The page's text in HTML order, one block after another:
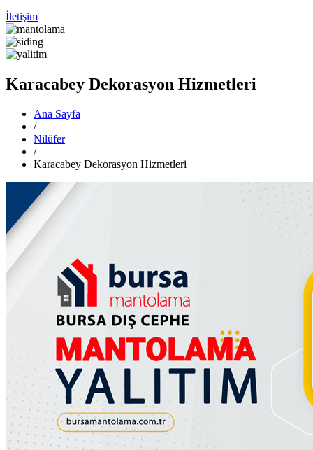
İletişim
Karacabey Dekorasyon Hizmetleri
Ana Sayfa
/
Nilüfer
/
Karacabey Dekorasyon Hizmetleri